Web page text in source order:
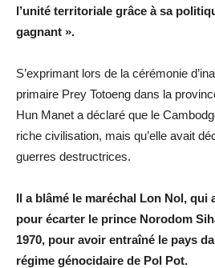
l’unité territoriale grâce à sa
gagnant ».
S’exprimant lors de la cérémonie
primaire Prey Totoeng dans la
Hun Manet a déclaré que le
riche civilisation, mais qu’elle avait
guerres destructrices.
Il a blâmé le maréchal Lon Nol, qui
pour écarter le prince Norodom
1970, pour avoir entraîné le pays
régime génocidaire de Pol Pot.